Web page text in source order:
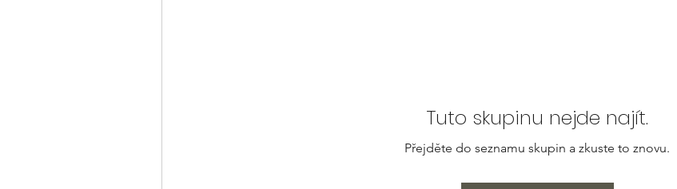
Tuto skupinu nejde najít.
Přejděte do seznamu skupin a zkuste to znovu.